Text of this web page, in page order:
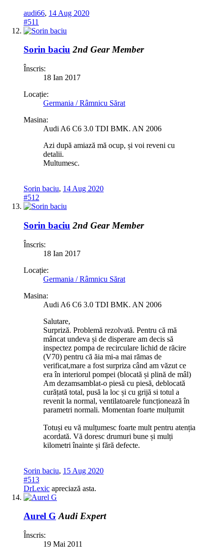
audi66, 14 Aug 2020
#511
Sorin baciu 2nd Gear Member
Înscris:
18 Ian 2017
Locație:
Germania / Râmnicu Sărat
Masina:
Audi A6 C6 3.0 TDI BMK. AN 2006
Azi după amiază mă ocup, și voi reveni cu
detalii.
Multumesc.
Sorin baciu, 14 Aug 2020
#512
Sorin baciu 2nd Gear Member
Înscris:
18 Ian 2017
Locație:
Germania / Râmnicu Sărat
Masina:
Audi A6 C6 3.0 TDI BMK. AN 2006
Salutare,
Surpriză. Problemă rezolvată. Pentru că mă
mâncat undeva și de disperare am decis să
inspectez pompa de recirculare lichid de răcire
(V70) pentru că ăia mi-a mai rămas de
verificat,mare a fost surpriza când am văzut ce
era în interiorul pompei (blocată și plină de mâl)
Am dezamsamblat-o piesă cu piesă, deblocată
curățată total, pusă la loc și cu grijă si totul a
revenit la normal, ventilatoarele funcționează în
parametri normali. Momentan foarte mulțumit
Totuși eu vă mulțumesc foarte mult pentru atenția
acordată. Vă doresc drumuri bune și mulți
kilometri înainte și fără defecte.
Sorin baciu, 15 Aug 2020
#513
DrLexic apreciază asta.
Aurel G Audi Expert
Înscris:
19 Mai 2011